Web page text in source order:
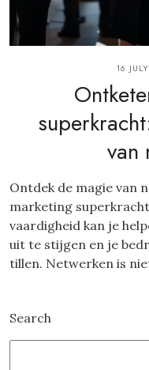
16
van
Ontdek de magie van
marketing
vaardigheid kan je
uit te stijgen en je
tillen. Netwerken is
Search